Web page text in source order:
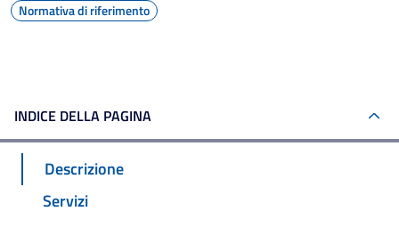
Normativa di riferimento
INDICE DELLA PAGINA
Descrizione
Servizi